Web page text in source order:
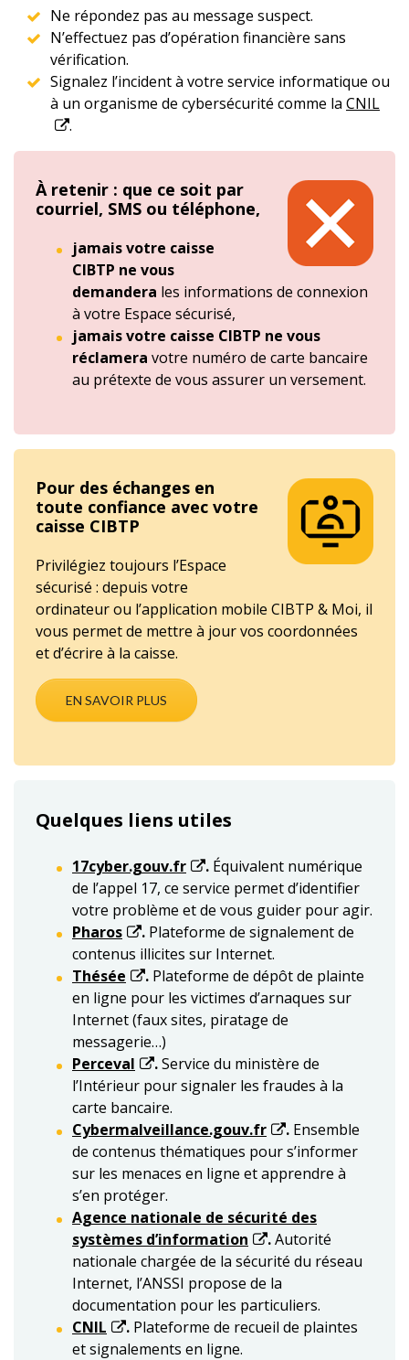
Ne répondez pas au message suspect.
N’effectuez pas d’opération financière sans
vérification.
Signalez l’incident à votre service informatique ou
à un organisme de cybersécurité comme la CNIL
.
À retenir : que ce soit par
courriel, SMS ou téléphone,
jamais votre caisse
CIBTP ne vous
demandera les informations de connexion
à votre Espace sécurisé,
jamais votre caisse CIBTP ne vous
réclamera votre numéro de carte bancaire
au prétexte de vous assurer un versement.
Pour des échanges en
toute confiance avec votre
caisse CIBTP
Privilégiez toujours l’Espace
sécurisé : depuis votre
ordinateur ou l’application mobile CIBTP & Moi, il
vous permet de mettre à jour vos coordonnées
et d’écrire à la caisse.
EN SAVOIR PLUS
Quelques liens utiles
17cyber.gouv.fr . Équivalent numérique
de l’appel 17, ce service permet d’identifier
votre problème et de vous guider pour agir.
Pharos
. Plateforme de signalement de
contenus illicites sur Internet.
Thésée
. Plateforme de dépôt de plainte
en ligne pour les victimes d’arnaques sur
Internet (faux sites, piratage de
messagerie…)
Perceval
.Service du ministère de
l’Intérieur pour signaler les fraudes à la
carte bancaire.
Cybermalveillance.gouv.fr
. Ensemble
de contenus thématiques pour s’informer
sur les menaces en ligne et apprendre à
s’en protéger.
Agence nationale de sécurité des
systèmes d’information
.Autorité
nationale chargée de la sécurité du réseau
Internet, l’ANSSI propose de la
documentation pour les particuliers.
CNIL
. Plateforme de recueil de plaintes
et signalements en ligne.